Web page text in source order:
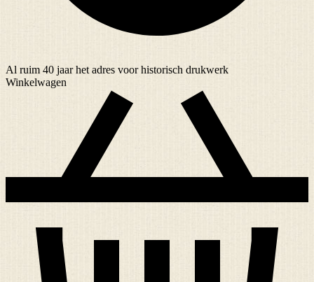
Al ruim 40 jaarhet adres voor historisch drukwerk
Winkelwagen